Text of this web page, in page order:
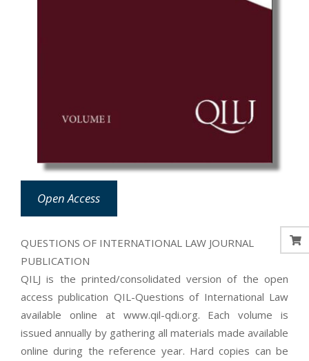
Open Access
QUESTIONS OF INTERNATIONAL LAW JOURNAL
PUBLICATION
QILJ is the printed/consolidated version of the open
access publication QIL-Questions of International Law
available online at www.qil-qdi.org. Each volume is
issued annually by gathering all materials made available
online during the reference year. Hard copies can be